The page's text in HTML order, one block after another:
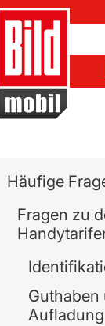
Häufige
Fragen zu
Guthaben
Aufladung